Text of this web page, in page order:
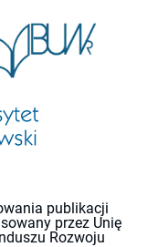
publikacji
przez Unię
Rozwoju